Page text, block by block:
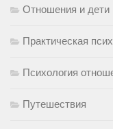
Отношения и дети
Практическая
Психология
Путешествия